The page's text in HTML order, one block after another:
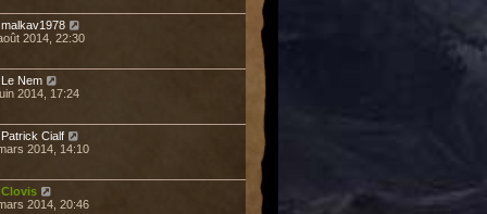
malkav1978
2014, 22:30
Le Nem
2014, 17:24
Patrick Cialf
2014, 14:10
Clovis
2014, 20:46